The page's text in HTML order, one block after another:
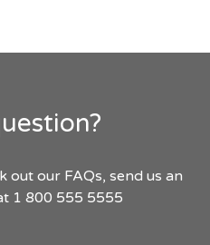
out our FAQs, send us an
1 800 555 5555